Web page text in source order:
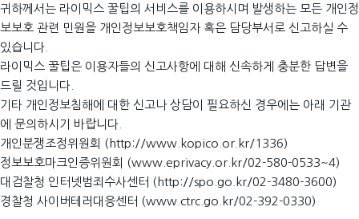
귀하께서는 라이믹스 꿀팁의 서비스를 이용하시며 발생하는 모든 개인정
보보호 관련 민원을 개인정보보호책임자 혹은 담당부서로 신고하실 수
있습니다.
라이믹스 꿀팁은 이용자들의 신고사항에 대해 신속하게 충분한 답변을
드릴 것입니다.
기타 개인정보침해에 대한 신고나 상담이 필요하신 경우에는 아래 기관
에 문의하시기 바랍니다.
개인분쟁조정위원회 (http://www.kopico.or.kr/1336)
정보보호마크인증위원회 (www.eprivacy.or.kr/02-580-0533~4)
대검찰청 인터넷범죄수사센터 (http://spo.go.kr/02-3480-3600)
경찰청 사이버테러대응센터 (www.ctrc.go.kr/02-392-0330)